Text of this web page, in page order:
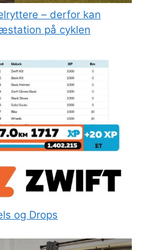
– derfor kan
på cyklen
og Drops